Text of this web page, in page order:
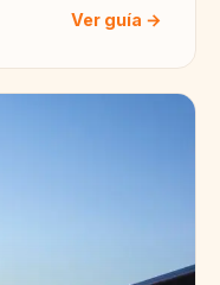
Ver guía →